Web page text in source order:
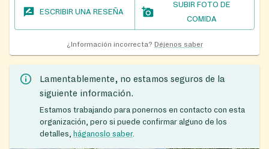
ESCRIBIR UNA RESEÑA
SUBIR FOTO DE
COMIDA
¿Información incorrecta? Déjenos saber
Lamentablemente, no estamos seguros de la
siguiente información.
Estamos trabajando para ponernos en contacto con esta
organización, pero si puede confirmar alguno de los
detalles,
háganoslo saber.